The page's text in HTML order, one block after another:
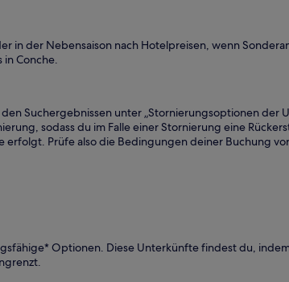
in der Nebensaison nach Hotelpreisen, wenn
Conche.
Suchergebnissen unter „Stornierungsoptionen der
sodass du im Falle einer Stornierung eine
erfolgt. Prüfe also die Bedingungen deiner Buchung
Optionen. Diese Unterkünfte findest du,